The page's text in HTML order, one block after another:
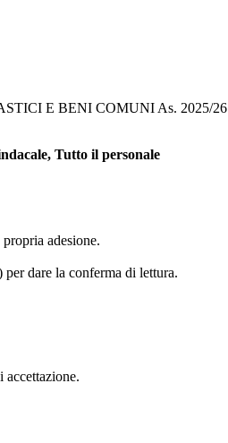
E BENI COMUNI As. 2025/26
Tutto il personale
adesione.
per dare la conferma di lettura.
accettazione.